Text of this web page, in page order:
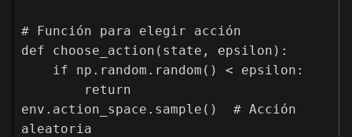
# Función para elegir acción
def choose_action(state, epsilon):
env.action_space.sample()  # Acción
aleatoria